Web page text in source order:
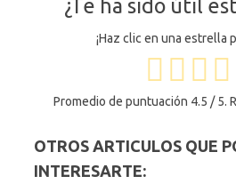
¿Te ha sido útil
¡Haz clic en una estrella
Promedio de puntuación 4.5 / 5.
OTROS ARTICULOS QUE
INTERESARTE: